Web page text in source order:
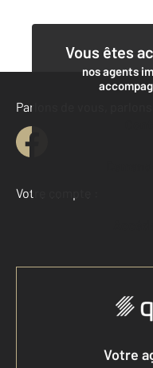
Vous êtes
nos agents
Parlons de vous, parlons
Votre compte :
Votre